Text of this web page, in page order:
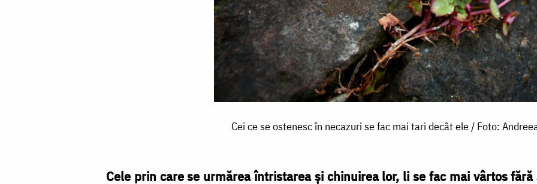
Cei ce se ostenesc în necazuri se fac mai tari decât ele / Foto:
Cele prin care se urmărea întristarea și chinuirea lor, li se fac mai vârtos